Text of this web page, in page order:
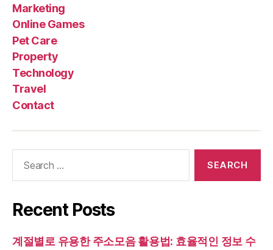
Marketing
Online Games
Pet Care
Property
Technology
Travel
Contact
Recent Posts
계절별로 유용한 주소모음 활용법: 효율적인 정보 수